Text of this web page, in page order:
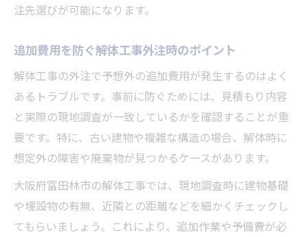
注先選びが可能になります。
追加費用を防ぐ解体工事外注時のポイント
解体工事の外注で予想外の追加費用が発生するのはよく
あるトラブルです。事前に防ぐためには、見積もり内容
と実際の現地調査が一致しているかを確認することが重
要です。特に、古い建物や複雑な構造の場合、解体時に
想定外の障害や廃棄物が見つかるケースがあります。
大阪府富田林市の解体工事では、現地調査時に建物基礎
や埋設物の有無、近隣との距離などを細かくチェックし
てもらいましょう。これにより、追加作業や予備費が必